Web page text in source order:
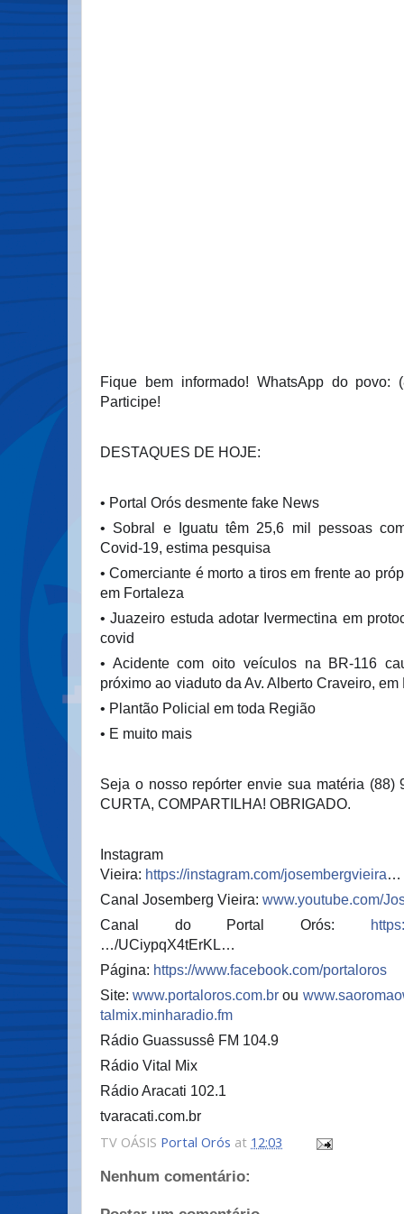
Fique bem informado! WhatsApp do povo:
Participe!
DESTAQUES DE HOJE:
• Portal Orós desmente fake News
• Sobral e Iguatu têm 25,6 mil pessoas
Covid-19, estima pesquisa
• Comerciante é morto a tiros em frente ao
em Fortaleza
• Juazeiro estuda adotar Ivermectina em
covid
• Acidente com oito veículos na BR-116
próximo ao viaduto da Av. Alberto Craveiro, em
• Plantão Policial em toda Região
• E muito mais
Seja o nosso repórter envie sua matéria (88)
CURTA, COMPARTILHA! OBRIGADO.
Instagram
Vieira: https://instagram.com/josembergvieira…
Canal Josemberg Vieira: www.youtube.com/
Canal do Portal Orós:
…/UCiypqX4tErKL…
Página: https://www.facebook.com/portaloros
Site:www.portaloros.com.br ou
talmix.minharadio.fm
Rádio Guassussê FM 104.9
Rádio Vital Mix
Rádio Aracati 102.1
tvaracati.com.br
TV OÁSIS Portal Orós at 12:03
Nenhum comentário: